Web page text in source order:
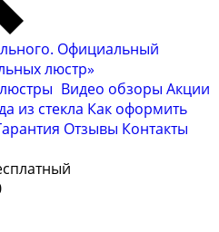
Видео обзоры Акции
из стекла Как оформить
Отзывы Контакты